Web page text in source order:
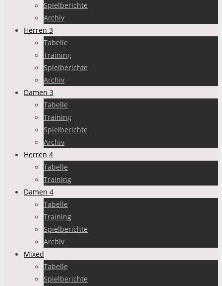
Spielberichte
Archiv
Herren 3
Tabelle
Training
Spielberichte
Archiv
Damen 3
Tabelle
Training
Spielberichte
Archiv
Herren 4
Tabelle
Training
Damen 4
Tabelle
Training
Spielberichte
Archiv
Mixed
Tabelle
Spielberichte